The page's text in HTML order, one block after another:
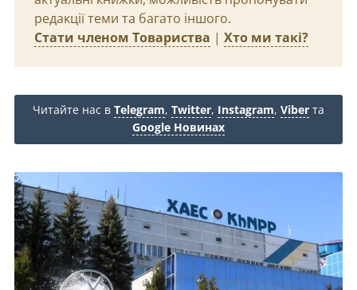
редакції теми та багато іншого.
Стати членом Товариства | Хто ми такі?
Читайте нас в Telegram, Twitter, Instagram, Viber та
Google Новинах